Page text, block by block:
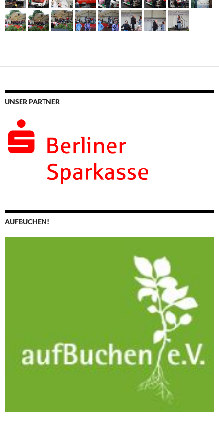
UNSER PARTNER
AUFBUCHEN!